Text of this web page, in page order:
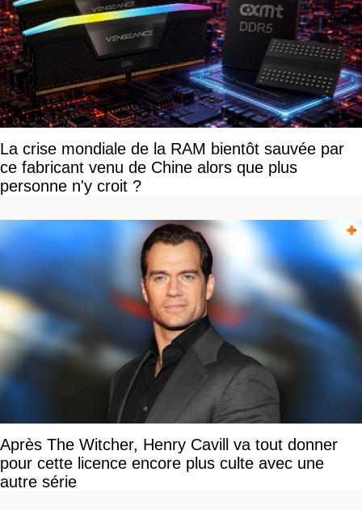
La crise mondiale de la RAM bientôt sauvée par
ce fabricant venu de Chine alors que plus
personne n'y croit ?
Après The Witcher, Henry Cavill va tout donner
pour cette licence encore plus culte avec une
autre série